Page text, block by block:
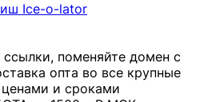
Ice-o-lator
поменяйте домен с
опта во все крупные
и сроками